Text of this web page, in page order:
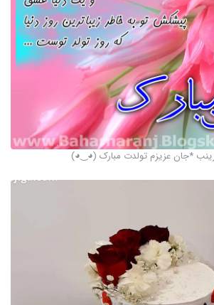
*جان عزیزم تولدت مبارک (◕‿◕)